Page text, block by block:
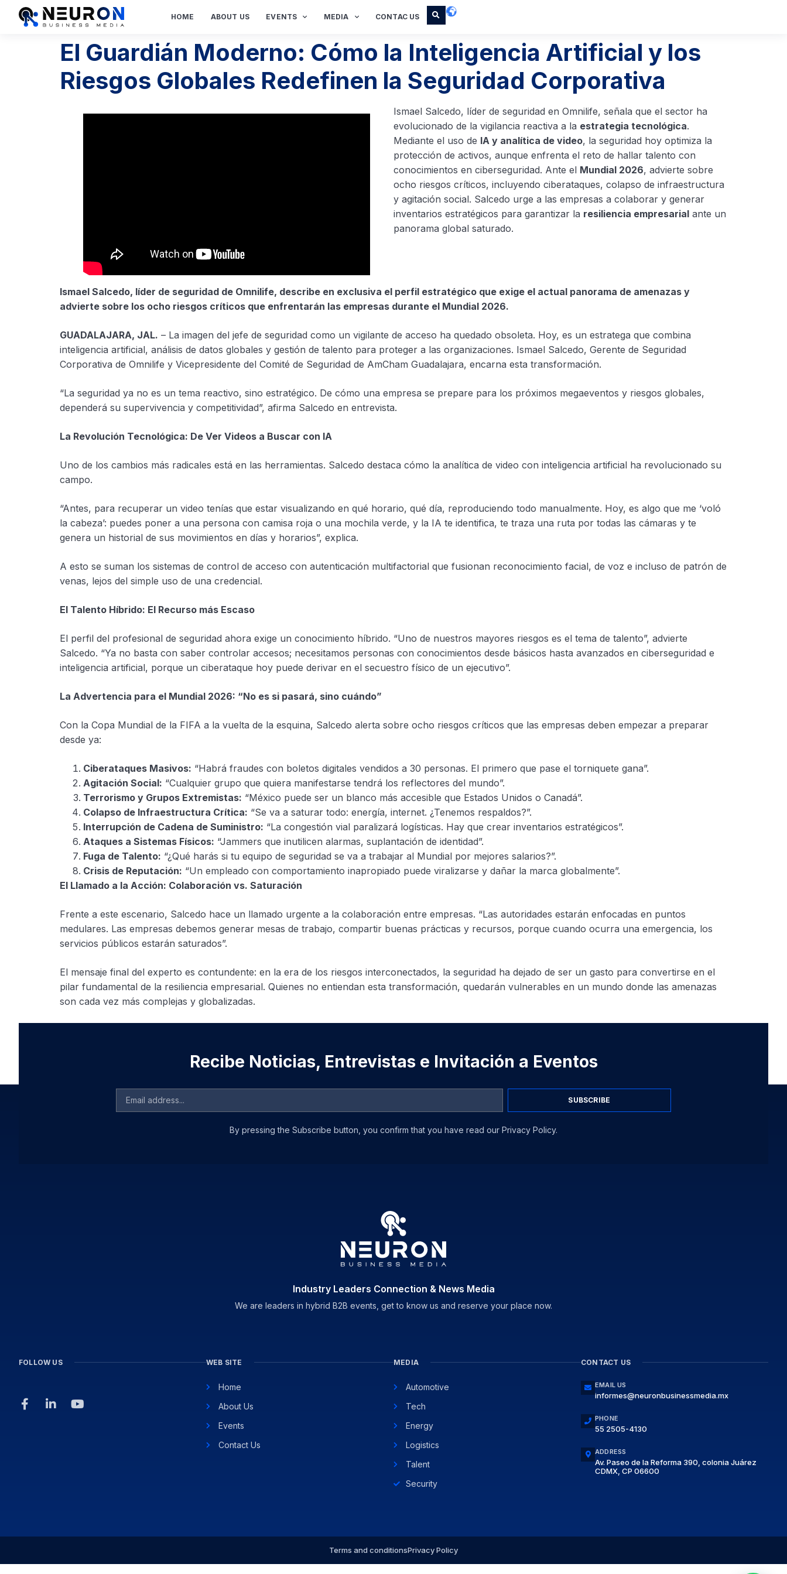
HOME ABOUT US EVENTS MEDIA CONTAC US
El Guardián Moderno: Cómo la Inteligencia Artificial y los
Riesgos Globales Redefinen la Seguridad Corporativa
Ismael Salcedo, líder de seguridad en Omnilife, señala que el sector ha
evolucionado de la vigilancia reactiva a la estrategia tecnológica.
Mediante el uso de IA y analítica de video, la seguridad hoy optimiza la
protección de activos, aunque enfrenta el reto de hallar talento con
conocimientos en ciberseguridad. Ante el Mundial 2026, advierte sobre
ocho riesgos críticos, incluyendo ciberataques, colapso de infraestructura
y agitación social. Salcedo urge a las empresas a colaborar y generar
inventarios estratégicos para garantizar la resiliencia empresarial ante un
panorama global saturado.
Ismael Salcedo, líder de seguridad de Omnilife, describe en exclusiva el perfil estratégico que exige el actual panorama de amenazas y
advierte sobre los ocho riesgos críticos que enfrentarán las empresas durante el Mundial 2026.
GUADALAJARA, JAL. – La imagen del jefe de seguridad como un vigilante de acceso ha quedado obsoleta. Hoy, es un estratega que combina
inteligencia artificial, análisis de datos globales y gestión de talento para proteger a las organizaciones. Ismael Salcedo, Gerente de Seguridad
Corporativa de Omnilife y Vicepresidente del Comité de Seguridad de AmCham Guadalajara, encarna esta transformación.
“La seguridad ya no es un tema reactivo, sino estratégico. De cómo una empresa se prepare para los próximos megaeventos y riesgos globales,
dependerá su supervivencia y competitividad”, afirma Salcedo en entrevista.
La Revolución Tecnológica: De Ver Videos a Buscar con IA
Uno de los cambios más radicales está en las herramientas. Salcedo destaca cómo la analítica de video con inteligencia artificial ha revolucionado su
campo.
“Antes, para recuperar un video tenías que estar visualizando en qué horario, qué día, reproduciendo todo manualmente. Hoy, es algo que me ‘voló
la cabeza’: puedes poner a una persona con camisa roja o una mochila verde, y la IA te identifica, te traza una ruta por todas las cámaras y te
genera un historial de sus movimientos en días y horarios”, explica.
A esto se suman los sistemas de control de acceso con autenticación multifactorial que fusionan reconocimiento facial, de voz e incluso de patrón de
venas, lejos del simple uso de una credencial.
El Talento Híbrido: El Recurso más Escaso
El perfil del profesional de seguridad ahora exige un conocimiento híbrido. “Uno de nuestros mayores riesgos es el tema de talento”, advierte
Salcedo. “Ya no basta con saber controlar accesos; necesitamos personas con conocimientos desde básicos hasta avanzados en ciberseguridad e
inteligencia artificial, porque un ciberataque hoy puede derivar en el secuestro físico de un ejecutivo”.
La Advertencia para el Mundial 2026: “No es si pasará, sino cuándo”
Con la Copa Mundial de la FIFA a la vuelta de la esquina, Salcedo alerta sobre ocho riesgos críticos que las empresas deben empezar a preparar
desde ya:
Ciberataques Masivos: “Habrá fraudes con boletos digitales vendidos a 30 personas. El primero que pase el torniquete gana”.
Agitación Social: “Cualquier grupo que quiera manifestarse tendrá los reflectores del mundo”.
Terrorismo y Grupos Extremistas: “México puede ser un blanco más accesible que Estados Unidos o Canadá”.
Colapso de Infraestructura Crítica: “Se va a saturar todo: energía, internet. ¿Tenemos respaldos?”.
Interrupción de Cadena de Suministro: “La congestión vial paralizará logísticas. Hay que crear inventarios estratégicos”.
Ataques a Sistemas Físicos: “Jammers que inutilicen alarmas, suplantación de identidad”.
Fuga de Talento: “¿Qué harás si tu equipo de seguridad se va a trabajar al Mundial por mejores salarios?”.
Crisis de Reputación: “Un empleado con comportamiento inapropiado puede viralizarse y dañar la marca globalmente”.
El Llamado a la Acción: Colaboración vs. Saturación
Frente a este escenario, Salcedo hace un llamado urgente a la colaboración entre empresas. “Las autoridades estarán enfocadas en puntos
medulares. Las empresas debemos generar mesas de trabajo, compartir buenas prácticas y recursos, porque cuando ocurra una emergencia, los
servicios públicos estarán saturados”.
El mensaje final del experto es contundente: en la era de los riesgos interconectados, la seguridad ha dejado de ser un gasto para convertirse en el
pilar fundamental de la resiliencia empresarial. Quienes no entiendan esta transformación, quedarán vulnerables en un mundo donde las amenazas
son cada vez más complejas y globalizadas.
Recibe Noticias, Entrevistas e Invitación a Eventos
SUBSCRIBE
By pressing the Subscribe button, you confirm that you have read our Privacy Policy.
Industry Leaders Connection & News Media
We are leaders in hybrid B2B events, get to know us and reserve your place now.
FOLLOW US WEB SITE
Home
About Us
Events
Contact Us
MEDIA
Automotive
Tech
Energy
Logistics
Talent
Security
CONTACT US
EMAIL US
informes@neuronbusinessmedia.mx
PHONE
55 2505-4130
ADDRESS
Av. Paseo de la Reforma 390, colonia Juárez
CDMX, CP 06600
Terms and conditionsPrivacy Policy